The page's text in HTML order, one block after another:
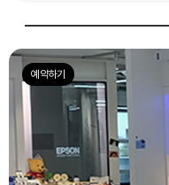
예약하기